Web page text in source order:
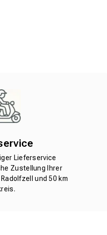
Lieferservice
Zustellung Ihrer
und 50 km